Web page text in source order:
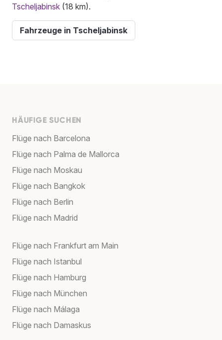
Tscheljabinsk (18 km).
Fahrzeuge in Tscheljabinsk
HÄUFIGE SUCHEN
Flüge nach Barcelona
Flüge nach Palma de Mallorca
Flüge nach Moskau
Flüge nach Bangkok
Flüge nach Berlin
Flüge nach Madrid
Flüge nach Frankfurt am Main
Flüge nach Istanbul
Flüge nach Hamburg
Flüge nach München
Flüge nach Málaga
Flüge nach Damaskus